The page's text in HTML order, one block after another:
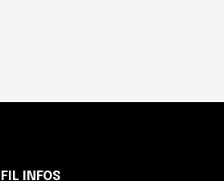
FIL INFOS